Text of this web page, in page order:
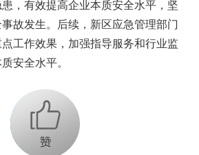
，有效提高企业本质安全水平，坚
故发生。后续，新区应急管理部门
工作效果，加强指导服务和行业监
安全水平。
+1